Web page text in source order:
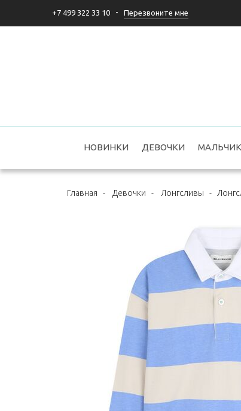
+7 499 322 33 10 - Перезвоните мне
НОВИНКИ ДЕВОЧКИ
Главная - Девочки - Лонгсливы -